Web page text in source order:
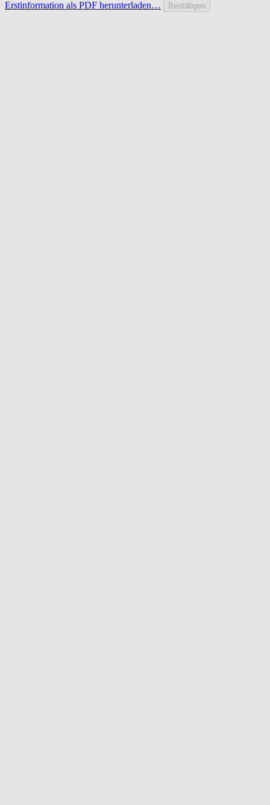
Erstinformation als PDF herunterladen…
Bestätigen